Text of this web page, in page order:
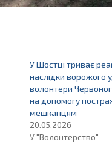
У Шостці триває
наслідки ворожого
волонтери
на допомогу
мешканцям
20.05.2026
У "Волонтерство"